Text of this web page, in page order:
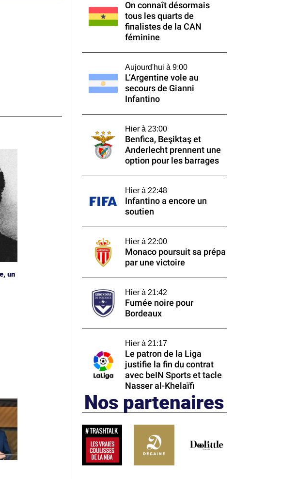
un
On connaît désormais
tous les quarts de
finalistes de la CAN
féminine
Aujourd'hui à 9:00
L’Argentine vole au
secours de Gianni
Infantino
Hier à 23:00
Benfica, Beşiktaş et
Anderlecht prennent une
option pour les barrages
Hier à 22:48
Infantino a encore un
soutien
Hier à 22:00
Monaco poursuit sa prépa
par une victoire
Hier à 21:42
Fumée noire pour
Bordeaux
Hier à 21:17
Le patron de la Liga
justifie la fin du contrat
avec beIN Sports et tacle
Nasser al-Khelaïfi
Nos partenaires